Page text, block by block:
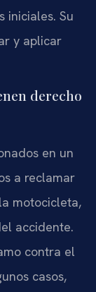
iniciales. Su
y aplicar
derecho
en un
a reclamar
motocicleta,
accidente.
contra el
casos,